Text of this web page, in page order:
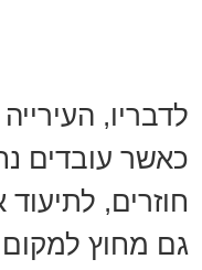
לדבריו,
כאשר עובדים
חוזרים, לתיעוד
גם מחוץ למקום